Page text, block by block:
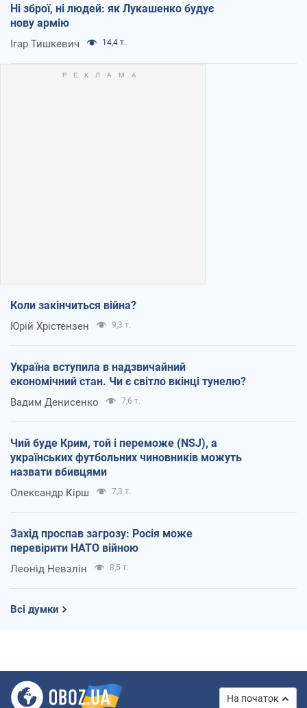
Ні зброї, ні людей: як Лукашенко будує
нову армію
Ігар Тишкевич 14,4 т.
Коли закінчиться війна?
Юрій Хрістензен 9,3 т.
Україна вступила в надзвичайний
економічний стан. Чи є світло вкінці тунелю?
Вадим Денисенко 7,6 т.
Чий буде Крим, той і переможе (NSJ), а
українських футбольних чиновників можуть
назвати вбивцями
Олександр Кірш 7,3 т.
Захід проспав загрозу: Росія може
перевірити НАТО війною
Леонід Невзлін 8,5 т.
Всі думки
На початок